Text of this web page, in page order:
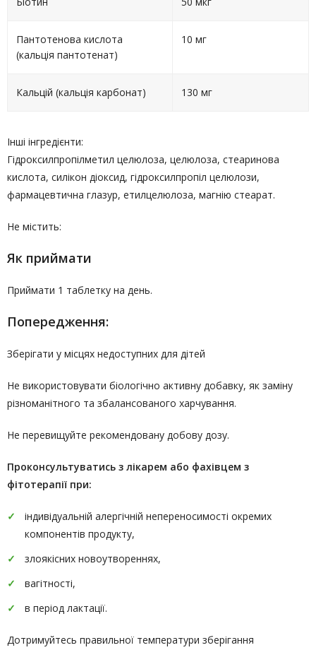
Пантотенова кислота
(кальція пантотенат)
10 мг
Кальцій (кальція карбонат) 130 мг
Інші інгредієнти:
Гідроксилпропілметил целюлоза, целюлоза, стеаринова
кислота, силікон діоксид, гідроксилпропіл целюлози,
фармацевтична глазур, етилцелюлоза, магнію стеарат.
Не містить:
Як приймати
Приймати 1 таблетку на день.
Попередження:
Зберігати у місцях недоступних для дітей
Не використовувати біологічно активну добавку, як заміну
різноманітного та збалансованого харчування.
Не перевищуйте рекомендовану добову дозу.
Проконсультуватись з лікарем або фахівцем з
фітотерапії при:
індивідуальній алергічній непереносимості окремих
компонентів продукту,
злоякісних новоутвореннях,
вагітності,
в період лактації.
Дотримуйтесь правильної температури зберігання